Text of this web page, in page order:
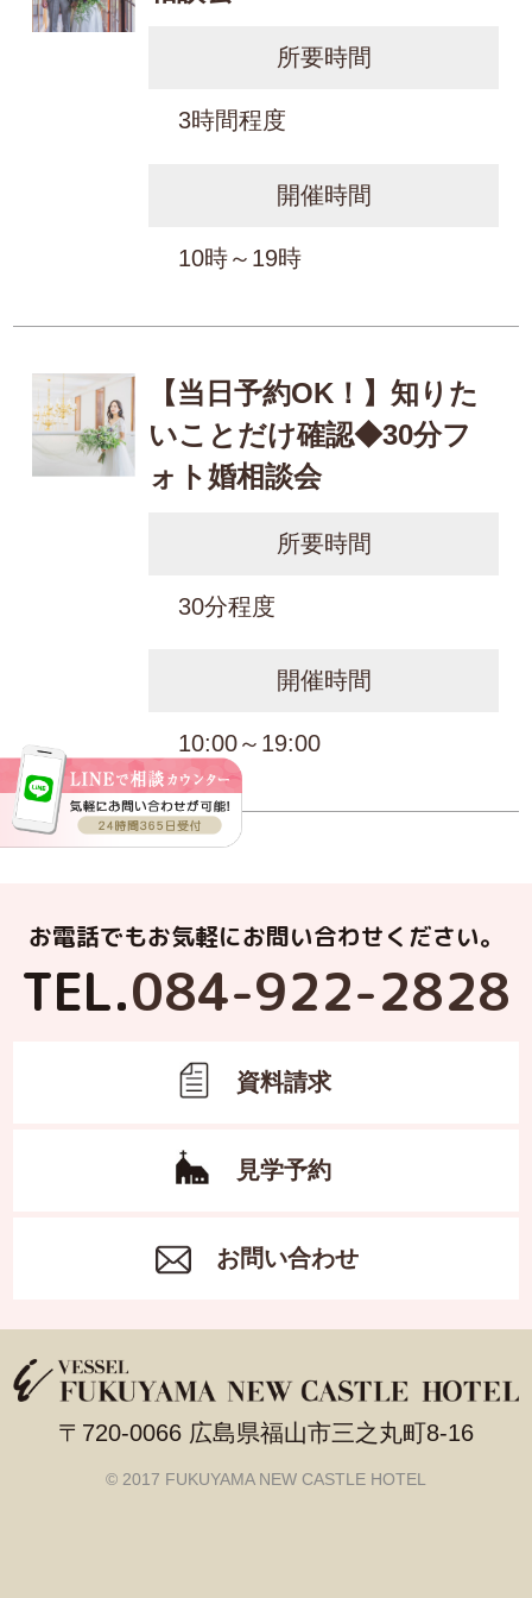
所要時間
3時間程度
開催時間
10時～19時
【当日予約OK！】知りた
いことだけ確認◆30分フ
ォト婚相談会
所要時間
30分程度
開催時間
10:00～19:00
お電話でもお気軽にお問い合わせください。
TEL.084-922-2828
資料請求
見学予約
お問い合わせ
〒720-0066 広島県福山市三之丸町8-16
© 2017 FUKUYAMA NEW CASTLE HOTEL